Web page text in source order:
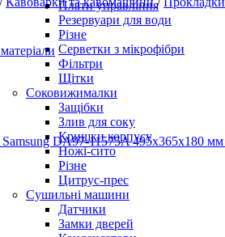
Плати управління
Резервуари для води
Різне
Серветки з мікрофібри
Фільтри
Щітки
Соковижималки
Защібки
Злив для соку
Кришки корпусу
Ножі-сито
Різне
Цитрус-прес
Сушильні машини
Датчики
Замки дверей
DA97-11575A 495х365х180 мм